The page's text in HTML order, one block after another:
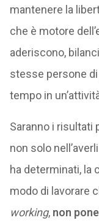
mantenere la
che è motore
aderiscono,
stesse persone
tempo in
Saranno i risultati
non solo
ha determinati, la
modo di lavorare
working, non